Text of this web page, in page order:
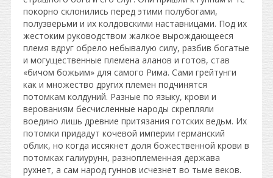
покорно склонились перед этими полубогами,
полузверьми и их колдовскими наставницами. Под их
жестоким руководством жалкое вырождающееся
племя вдруг обрело небывалую силу, разбив богатые
и могущественные племена аланов и готов, став
«бичом божьим» для самого Рима. Сами грейтунги
как и множество других племен подчинятся
потомкам колдуний. Разные по языку, крови и
верованиям бесчисленные народы скрепляли
воедино лишь древние притязания готских ведьм. Их
потомки придадут кочевой империи германский
облик, но когда иссякнет доля божественной крови в
потомках галиурунн, разноплеменная держава
рухнет, а сам народ гуннов исчезнет во тьме веков.